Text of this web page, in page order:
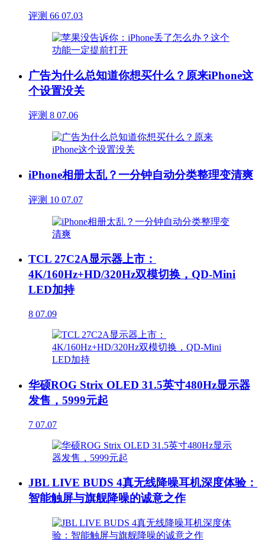
评测 66 07.03
广告为什么总知道你想买什么？原来iPhone这
个设置没关
评测 8 07.06
iPhone相册太乱？一分钟自动分类整理变清爽
评测 10 07.07
TCL 27C2A显示器上市：
4K/160Hz+HD/320Hz双模切换，QD-Mini
LED加持
8 07.09
华硕ROG Strix OLED 31.5英寸480Hz显示器
发售，5999元起
7 07.07
JBL LIVE BUDS 4真无线降噪耳机深度体验：
智能触屏与旗舰降噪的诚意之作